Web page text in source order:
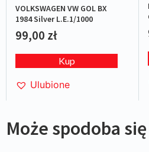
VOLKSWAGEN VW GOL BX
1984 Silver L.E.1/1000
99,00 zł
Kup
Ulubione
Może spodoba